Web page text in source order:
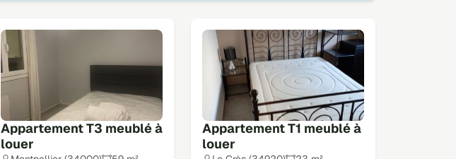
Appartement T3 meublé à
louer
Appartement T1 meublé à
louer